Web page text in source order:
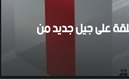
على جيل جديد من